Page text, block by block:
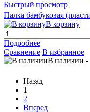
Быстрый просмотр
Палка бамбуковая
В корзину
Подробнее
Сравнение В избранное
В наличии -
Назад
1
2
Вперед